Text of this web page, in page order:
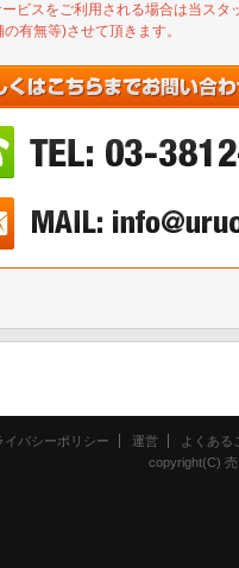
ビスをご利⽤される場合は当スタ
有無等)させて頂きます。
イバシーポリシー 運営
よくある
copyright(C)